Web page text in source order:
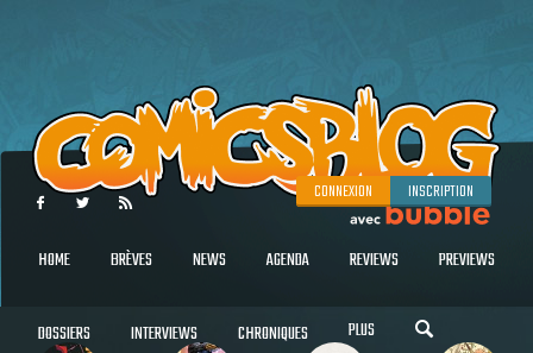
CONNEXION INSCRIPTION
HOME BRÈVES NEWS AGENDA REVIEWS PREVIEWS
DOSSIERS INTERVIEWS CHRONIQUES PLUS